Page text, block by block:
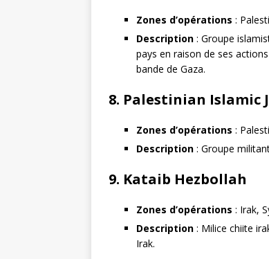
Zones d’opérations :
Description : Groupe
pays en raison de ses
bande de Gaza.
8. Palestinian Islamic
Zones d’opérations :
Description : Groupe
9. Kataib Hezbollah
Zones d’opérations : Irak,
Description : Milice chiite
Irak.